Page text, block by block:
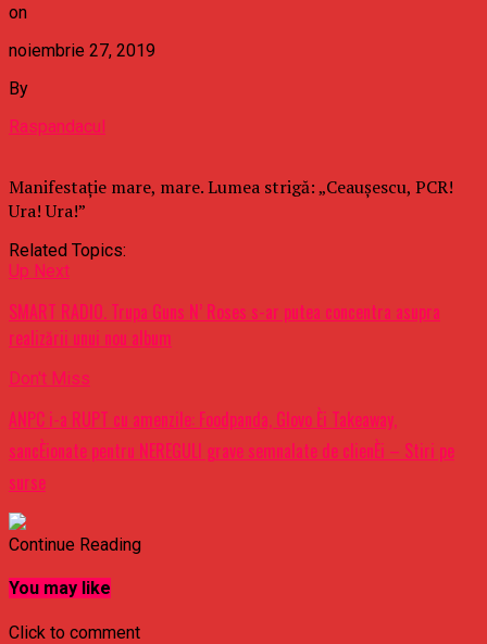
on
noiembrie 27, 2019
By
Raspandacul
Manifestație mare, mare. Lumea strigă: „Ceaușescu, PCR!
Ura! Ura!”
Related Topics:
Up Next
SMART RADIO. Trupa Guns N’ Roses s-ar putea concentra asupra
realizării unui nou album
Don't Miss
ANPC i-a RUPT cu amenzile: Foodpanda, Glovo Èi Takeaway,
sancÈionate pentru NEREGULI grave semnalate de clienÈi – Stiri pe
surse
Continue Reading
You may like
Click to comment